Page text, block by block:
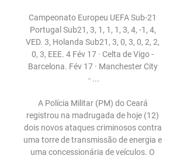
Campeonato Europeu UEFA Sub-21
Portugal Sub21, 3, 1, 1, 1, 3, 4, -1, 4,
VED. 3, Holanda Sub21, 3, 0, 3, 0, 2, 2,
0, 3, EEE. 4 Fév 17 · Celta de Vigo -
Barcelona. Fév 17 · Manchester City
- ...
A Polícia Militar (PM) do Ceará
registrou na madrugada de hoje (12)
dois novos ataques criminosos contra
uma torre de transmissão de energia e
uma concessionária de veículos. O